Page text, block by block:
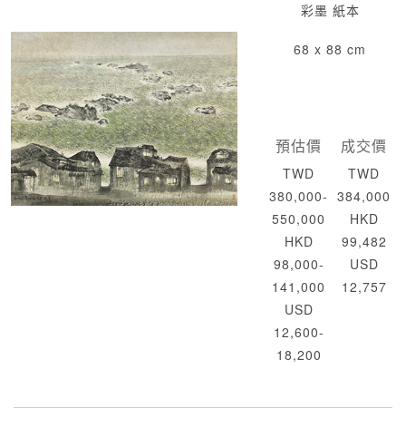
彩墨 紙本
68 x 88 cm
預估價
TWD
380,000-
550,000
HKD
98,000-
141,000
USD
12,600-
18,200
成交價
TWD
384,000
HKD
99,482
USD
12,757